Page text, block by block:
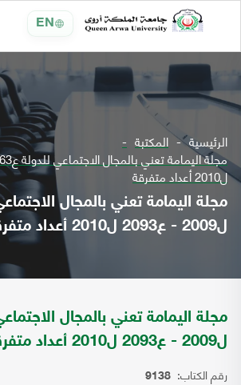
EN
الرئيسية المكتبة
ل2010 أعداد متفرقة
ل2009 - ع2093 ل2010 أعداد متفرقة
ل2009 - ع2093 ل2010 أعداد متفرقة
رقم الكتاب: 9138